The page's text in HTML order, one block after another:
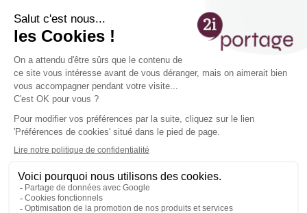
Portage salarial
Services 2i
Agences
contenant nos dernières informations et événements et vous reconnaissez avoir pris
connaissance de notrepolitique de confidentialité
Vous pouvez vous désincrire à tout moment à l'aide des liens de désinscription ou en
nous contactant à l'adresse
contact@2iportage.com